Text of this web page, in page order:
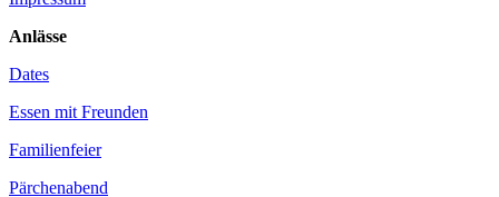
Anlässe
Dates
Essen mit Freunden
Familienfeier
Pärchenabend